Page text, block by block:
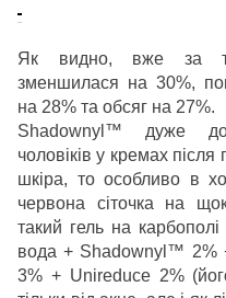
Як видно, вже за
зменшилася на 30%,
на 28% та обсяг на 27%.
Shadownyl™ дуже
чоловіків у кремах
шкіра, то особливо в
червона сіточка на
такий гель на
вода + Shadownyl™ 2%
3% + Unireduce 2%